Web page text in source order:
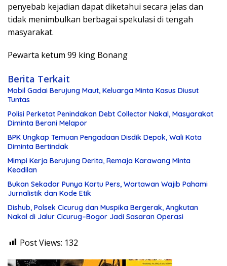
penyebab kejadian dapat diketahui secara jelas dan
tidak menimbulkan berbagai spekulasi di tengah
masyarakat.
Pewarta ketum 99 king Bonang
Berita Terkait
Mobil Gadai Berujung Maut, Keluarga Minta Kasus Diusut
Tuntas
Polisi Perketat Penindakan Debt Collector Nakal, Masyarakat
Diminta Berani Melapor
BPK Ungkap Temuan Pengadaan Disdik Depok, Wali Kota
Diminta Bertindak
Mimpi Kerja Berujung Derita, Remaja Karawang Minta
Keadilan
Bukan Sekadar Punya Kartu Pers, Wartawan Wajib Pahami
Jurnalistik dan Kode Etik
Dishub, Polsek Cicurug dan Muspika Bergerak, Angkutan
Nakal di Jalur Cicurug–Bogor Jadi Sasaran Operasi
Post Views: 132